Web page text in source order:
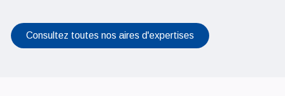
Consultez toutes nos aires d'expertises